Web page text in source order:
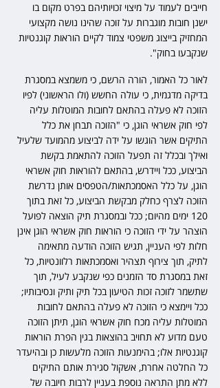
חייבים לעמוד על מיצוי זכויותיהם בפרט מקום בו
ישנן חובות מוגברות על זוכה שהינו נושה מקצועי
המחזיק בייצוג משפטי צמוד לקיים הוראות קוגנטיות
שנקבעו בחוק".
לאור כל האמור, הורה הרשם, כי משמצא במסגרת
בדיקה מדגמית, כי עולה החשש (ולו הראשוני) לפיו
הזוכה לא פעלה בהתאם לחובות המוטלות עליה
לפי חוק אשראי הוגן, כי "הזוכה תבחן את כלל
התיקים אשר הוגשו על ידה לביצוע מהמועד שלעיל
ואילך ובכלל זה תפעל הזוכה להתאמת בקשת
הביצוע, ככל ויידרש, בהתאם להוראות חוק אשראי
הוגן, על כלל האסמכתאות/הטפסים אותן נדרשת
הזוכה לצרף כחלק מבקשת הביצוע, כל זאת בתוך
120 ימים מהיום; ככל ובמסגרת תיק הוצאה לפועל
הוצהר על ידי הזוכה כי הוראות חוק אשראי הוגן אינן
חלות לפי העניין, תגיש הזוכה הודעה מתאימה
לתיק, תוך צירוף תצהיר ואסמכתאות רלוונטיות, כל
זאת במסגרת סד הזמנים כפי שנקבע לעיל, תוך
שתשמר לזוכה זכות הטיעון בכל תיק ותיק ונסיבותיו;
ככל ויימצא כי הזוכה לא פעלה בהתאם לחובות
המוטלות עליה מכח חוק אשראי הוגן, תיתן הזוכה
טעם מדוע לא תחויב בהוצאות בגין הפרת הוראות
קוגנטיות אלו; בהימנעות הזוכה מלעשות כן ובהיעדר
כל החלטה אחרת, אשקול סגירת אותם התיקים
ללא מתן התראה נוספת בעניין לרבות חיובה של